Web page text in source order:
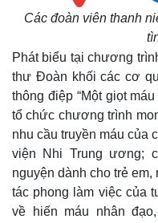
Các đoàn viên thanh
Phát biểu tại chương
thư Đoàn khối các cơ
thông điệp “Một giọt
tổ chức chương trình
nhu cầu truyền máu của
viện Nhi Trung ương;
nguyện dành cho trẻ
tác phong làm việc của
về hiến máu nhân